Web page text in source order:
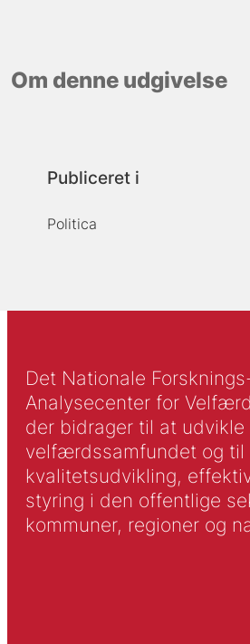
Om denne udgivelse
Publiceret i
Politica
Det Nationale
Analysecenter for
der bidrager til at udvikle
velfærdssamfundet og til
kvalitetsudvikling,
styring i den offentlige
kommuner, regioner og